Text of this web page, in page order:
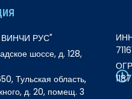
ВИНЧИ РУС"
шоссе, д. 128,
Тульская область,
д. 20, помещ. 3